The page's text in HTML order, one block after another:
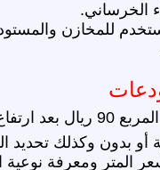
الخرساني.
للمخازن
أو بدون وكذلك
ومعرفة نوعية